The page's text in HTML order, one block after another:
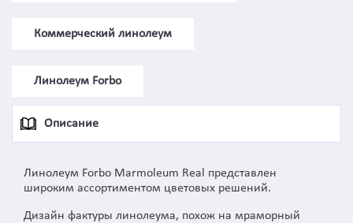
Коммерческий линолеум
Линолеум Forbo
Описание
Линолеум Forbo Marmoleum Real предcтавлен
широким ассортиментом цветовых решений.
Дизайн фактуры линолеума, похож на мраморный